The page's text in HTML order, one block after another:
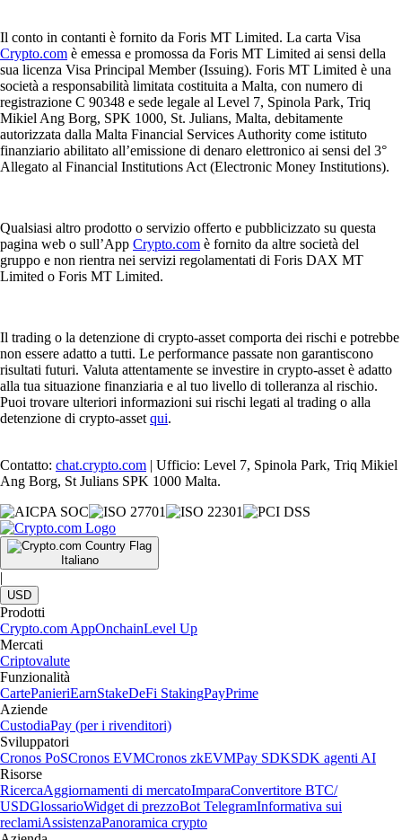
Il conto in contanti è fornito da Foris MT Limited. La carta Visa
Crypto.com è emessa e promossa da Foris MT Limited ai sensi della
sua licenza Visa Principal Member (Issuing). Foris MT Limited è una
società a responsabilità limitata costituita a Malta, con numero di
registrazione C 90348 e sede legale al Level 7, Spinola Park, Triq
Mikiel Ang Borg, SPK 1000, St. Julians, Malta, debitamente
autorizzata dalla Malta Financial Services Authority come istituto
finanziario abilitato all’emissione di denaro elettronico ai sensi del 3°
Allegato al Financial Institutions Act (Electronic Money Institutions).
Qualsiasi altro prodotto o servizio offerto e pubblicizzato su questa
pagina web o sull’App Crypto.com è fornito da altre società del
gruppo e non rientra nei servizi regolamentati di Foris DAX MT
Limited o Foris MT Limited.
Il trading o la detenzione di crypto-asset comporta dei rischi e potrebbe
non essere adatto a tutti. Le performance passate non garantiscono
risultati futuri. Valuta attentamente se investire in crypto-asset è adatto
alla tua situazione finanziaria e al tuo livello di tolleranza al rischio.
Puoi trovare ulteriori informazioni sui rischi legati al trading o alla
detenzione di crypto-asset qui.
Contatto: chat.crypto.com | Ufficio: Level 7, Spinola Park, Triq Mikiel
Ang Borg, St Julians SPK 1000 Malta.
Italiano
|
USD
Prodotti
Crypto.com AppOnchainLevel Up
Mercati
Criptovalute
Funzionalità
CartePanieriEarnStakeDeFi StakingPayPrime
Aziende
CustodiaPay (per i rivenditori)
Sviluppatori
Cronos PoSCronos EVMCronos zkEVMPay SDKSDK agenti AI
Risorse
RicercaAggiornamenti di mercatoImparaConvertitore BTC/
USDGlossarioWidget di prezzoBot TelegramInformativa sui
reclamiAssistenzaPanoramica crypto